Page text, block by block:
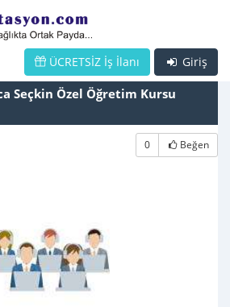
Giriş
ÜCRETSİZ İş İlanı
Seçkin Özel Öğretim Kursu
0 Beğen